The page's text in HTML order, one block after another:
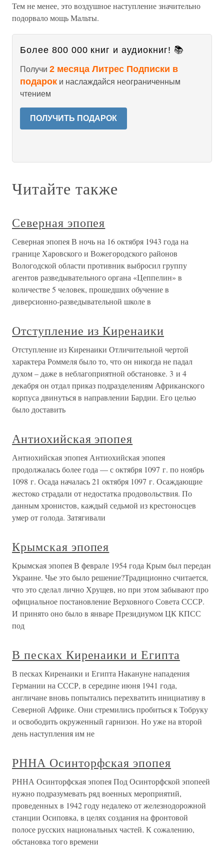
Тем не менее, это воздушное наступление значительно
подорвало мощь Мальты.
Более 800 000 книг и аудиокниг! 📚
Получи 2 месяца Литрес Подписки в
подарок и наслаждайся неограниченным
чтением
ПОЛУЧИТЬ ПОДАРОК
Читайте также
Северная эпопея
Северная эпопея В ночь на 16 октября 1943 года на
границе Харовского и Вожегородского районов
Вологодской области противник выбросил группу
агентов разведывательного органа «Цеппелин» в
количестве 5 человек, прошедших обучение в
диверсионно-разведывательной школе в
Отступление из Киренаики
Отступление из Киренаики Отличительной чертой
характера Роммеля было то, что он никогда не падал
духом – даже в неблагоприятной обстановке. 3 и 4
декабря он отдал приказ подразделениям Африканского
корпуса двинуться в направлении Бардии. Его целью
было доставить
Антиохийская эпопея
Антиохийская эпопея Антиохийская эпопея
продолжалась более года — с октября 1097 г. по ноябрь
1098 г. Осада началась 21 октября 1097 г. Осаждающие
жестоко страдали от недостатка продовольствия. По
данным хронистов, каждый седьмой из крестоносцев
умер от голода. Затягивали
Крымская эпопея
Крымская эпопея В феврале 1954 года Крым был передан
Украине. Чье это было решение?Традиционно считается,
что это сделал лично Хрущев, но при этом забывают про
официальное постановление Верховного Совета СССР.
И принято оно было в январе Президиумом ЦК КПСС
под
В песках Киренаики и Египта
В песках Киренаики и Египта Накануне нападения
Германии на СССР, в середине июня 1941 года,
англичане вновь попытались перехватить инициативу в
Северной Африке. Они стремились пробиться к Тобруку
и освободить окруженный гарнизон. Но уже на второй
день наступления им не
РННА Осинторфская эпопея
РННА Осинторфская эпопея Под Осинторфской эпопеей
нужно подразумевать ряд военных мероприятий,
проведенных в 1942 году недалеко от железнодорожной
станции Осиповка, в целях создания на фронтовой
полосе русских национальных частей. К сожалению,
обстановка того времени